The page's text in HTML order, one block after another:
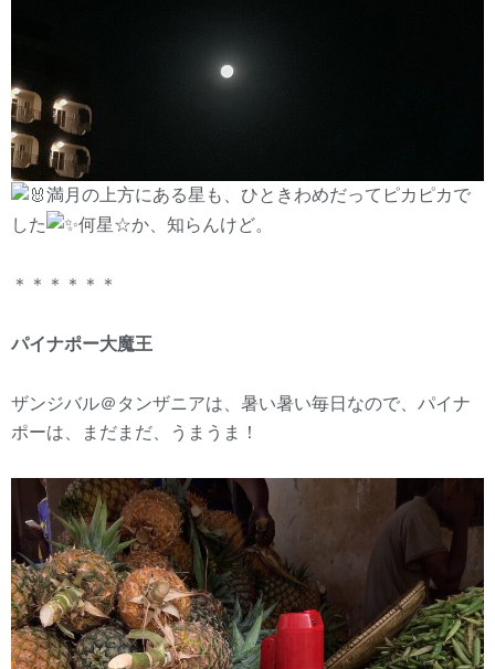
満月の上方にある星も、ひときわめだってピカピカで
した
何星☆か、知らんけど。
＊＊＊＊＊＊
パイナポー大魔王
ザンジバル＠タンザニアは、暑い暑い毎日なので、パイナ
ポーは、まだまだ、うまうま！